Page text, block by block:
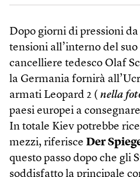
Dopo giorni di pressioni
tensioni all’interno del
cancelliere tedesco Olaf
la Germania fornirà
armati Leopard 2 ( nella
paesi europei a
In totale Kiev potrebbe
mezzi, riferisce Der
questo passo dopo che gli
soddisfatto la principale